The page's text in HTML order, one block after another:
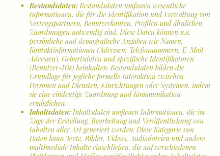
Bestandsdaten: Bestandsdaten umfassen wesentliche
Informationen, die für die Identifikation und Verwaltung von
Vertragspartnern, Benutzerkonten, Profilen und ähnlichen
Zuordnungen notwendig sind. Diese Daten können u.a.
persönliche und demografische Angaben wie Namen,
Kontaktinformationen (Adressen, Telefonnummern, E-Mail-
Adressen), Geburtsdaten und spezifische Identifikatoren
(Benutzer-IDs) beinhalten. Bestandsdaten bilden die
Grundlage für jegliche formelle Interaktion zwischen
Personen und Diensten, Einrichtungen oder Systemen, indem
sie eine eindeutige Zuordnung und Kommunikation
ermöglichen.
Inhaltsdaten: Inhaltsdaten umfassen Informationen, die im
Zuge der Erstellung, Bearbeitung und Veröffentlichung von
Inhalten aller Art generiert werden. Diese Kategorie von
Daten kann Texte, Bilder, Videos, Audiodateien und andere
multimediale Inhalte einschließen, die auf verschiedenen